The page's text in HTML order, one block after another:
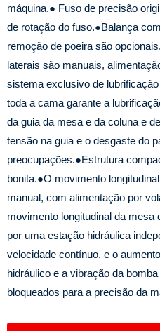
máquina.● Fuso de precisão
de rotação do fuso.●Balança
remoção de poeira são opcionais.
laterais são manuais,
sistema exclusivo de
toda a cama garante a
da guia da mesa e da coluna e
tensão na guia e o desgaste do
preocupações.●Estrutura
bonita.●O movimento
manual, com alimentação por
movimento longitudinal da mesa
por uma estação hidráulica
velocidade contínuo, e o
hidráulico e a vibração da
bloqueados para a precisão da